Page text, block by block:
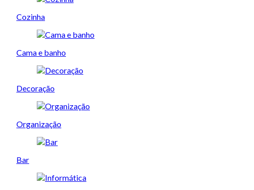
Cozinha
Cama e banho
Decoração
Organização
Bar